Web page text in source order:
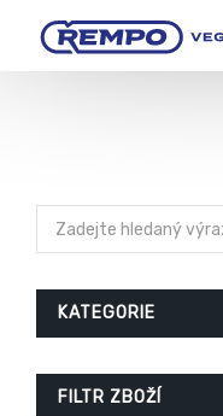
KATEGORIE
FILTR ZBOŽÍ